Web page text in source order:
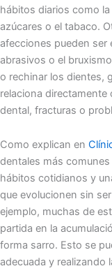
hábitos diarios como
azúcares o el tabaco.
afecciones pueden ser
abrasivos o el
o rechinar los dientes,
relaciona
dental, fracturas o
Como explican en
dentales más
hábitos cotidianos y
que evolucionen sin
ejemplo, muchas de
partida en la
forma sarro. Esto se
adecuada y realizando